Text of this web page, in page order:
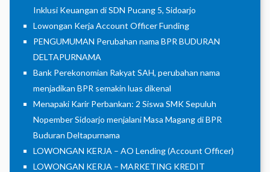
Inklusi Keuangan di SDN Pucang 5, Sidoarjo
Lowongan Kerja Account Officer Funding
PENGUMUMAN Perubahan nama BPR BUDURAN
DELTAPURNAMA
Bank Perekonomian Rakyat SAH, perubahan nama
menjadikan BPR semakin luas dikenal
Menapaki Karir Perbankan: 2 Siswa SMK Sepuluh
Nopember Sidoarjo menjalani Masa Magang di BPR
Buduran Deltapurnama
LOWONGAN KERJA – AO Lending (Account Officer)
LOWONGAN KERJA – MARKETING KREDIT